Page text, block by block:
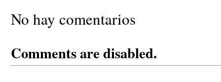
No hay comentarios
Comments are disabled.